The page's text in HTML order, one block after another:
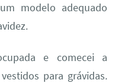
modelo adequado
e comecei a
para grávidas.